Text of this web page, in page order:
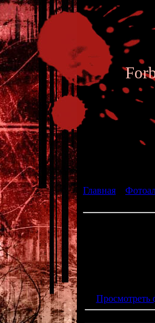
Главная
Просмотреть